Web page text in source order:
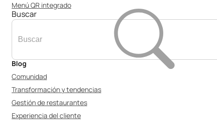
Menú QR integrado
Buscar
Blog
Comunidad
Transformación y tendencias
Gestión de restaurantes
Experiencia del cliente